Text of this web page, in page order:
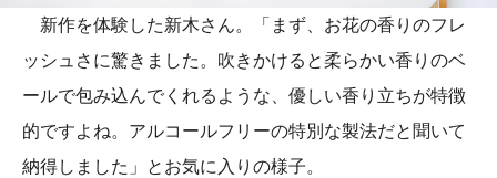
新作を体験した新木さん。「まず、お花の香りのフレ
ッシュさに驚きました。吹きかけると柔らかい香りのベ
ールで包み込んでくれるような、優しい香り立ちが特徴
的ですよね。アルコールフリーの特別な製法だと聞いて
納得しました」とお気に入りの様子。